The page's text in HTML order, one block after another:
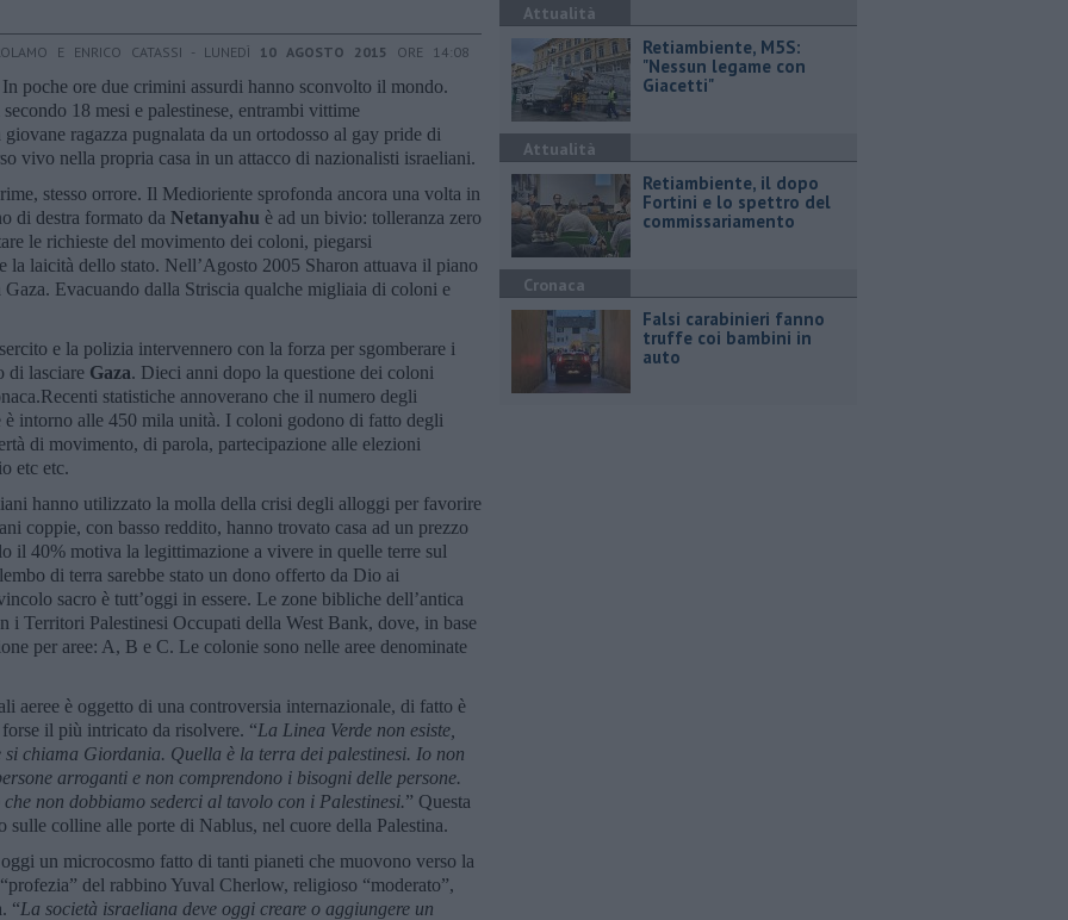
E ENRICO CATASSI - LUNEDÌ 10 AGOSTO 2015 ORE 14:08
poche ore due crimini assurdi hanno sconvolto il mondo.
18 mesi e palestinese, entrambi vittime
ragazza pugnalata da un ortodosso al gay pride di
vivo nella propria casa in un attacco di nazionalisti israeliani.
stesso orrore. Il Medioriente sprofonda ancora una volta in
di destra formato da Netanyahu è ad un bivio: tolleranza zero
le richieste del movimento dei coloni, piegarsi
la laicità dello stato. Nell’Agosto 2005 Sharon attuava il piano
Evacuando dalla Striscia qualche migliaia di coloni e
e la polizia intervennero con la forza per sgomberare i
di lasciare Gaza. Dieci anni dopo la questione dei coloni
statistiche annoverano che il numero degli
intorno alle 450 mila unità. I coloni godono di fatto degli
di movimento, di parola, partecipazione alle elezioni
etc etc.
hanno utilizzato la molla della crisi degli alloggi per favorire
coppie, con basso reddito, hanno trovato casa ad un prezzo
il 40% motiva la legittimazione a vivere in quelle terre sul
di terra sarebbe stato un dono offerto da Dio ai
sacro è tutt’oggi in essere. Le zone bibliche dell’antica
i Territori Palestinesi Occupati della West Bank, dove, in base
per aree: A, B e C. Le colonie sono nelle aree denominate
aeree è oggetto di una controversia internazionale, di fatto è
il più intricato da risolvere. “La Linea Verde non esiste,
si chiama Giordania. Quella è la terra dei palestinesi. Io non
arroganti e non comprendono i bisogni delle persone.
non dobbiamo sederci al tavolo con i Palestinesi.” Questa
sulle colline alle porte di Nablus, nel cuore della Palestina.
un microcosmo fatto di tanti pianeti che muovono verso la
del rabbino Yuval Cherlow, religioso “moderato”,
“La società israeliana deve oggi creare o aggiungere un
Attualità
Retiambiente, M5S:
"Nessun legame con
Giacetti"
Attualità
Retiambiente, il dopo
Fortini e lo spettro del
commissariamento
Cronaca
Falsi carabinieri fanno
truffe coi bambini in
auto